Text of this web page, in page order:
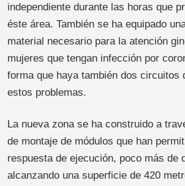
independiente durante las horas que
éste área. También se ha equipado
material necesario para la atención
mujeres que tengan infección por
forma que haya también dos circuitos
estos problemas.
La nueva zona se ha construido a
de montaje de módulos que han
respuesta de ejecución, poco más de
alcanzando una superficie de 420